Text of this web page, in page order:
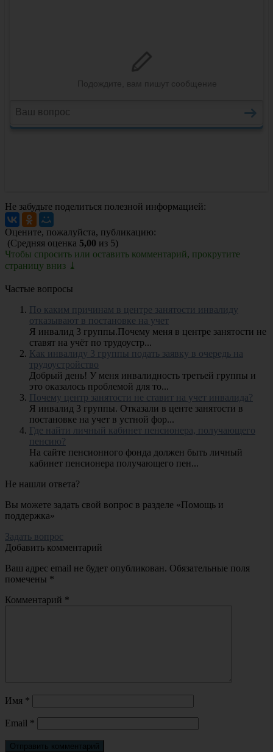
Не забудьте поделиться полезной информацией:
Оцените, пожалуйста, публикацию:
(Средняя оценка 5,00 из 5)
Чтобы спросить или оставить комментарий, прокрутите
страницу вниз ⤓
Частые вопросы
По каким причинам в центре занятости инвалиду
отказывают в постановке на учет
Я инвалид 3 группы.Почему меня в центре занятости не
ставят на учёт по трудоустр...
Как инвалиду 3 группы подать заявку в очередь на
трудоустройство
Добрый день! У меня инвалидность третьей группы и
это оказалось проблемой для то...
Почему центр занятости не ставит на учет инвалида?
Я инвалид 3 группы. Отказали в центе занятости в
постановке на учет в устной фор...
Где найти личный кабинет пенсионера, получающего
пенсию?
На сайте пенсионного фонда должен быть личный
кабинет пенсионера получающего пен...
Не нашли ответа?
Вы можете задать свой вопрос в разделе «Помощь и
поддержка»
Задать вопрос
Добавить комментарий
Ваш адрес email не будет опубликован. Обязательные поля
помечены *
Комментарий *
Имя *
Email *